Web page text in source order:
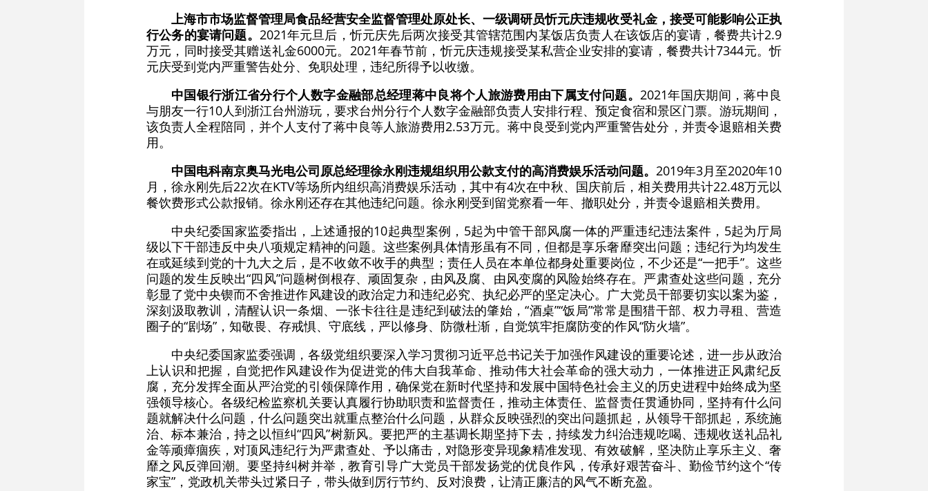
上海市市场监督管理局食品经营安全监督管理处原处长、一级调研员忻元庆违规收受礼金，接受可能影响公正执
行公务的宴请问题。 2021年元旦后，忻元庆先后两次接受其管辖范围内某饭店负责人在该饭店的宴请，餐费共计2.9
万元，同时接受其赠送礼金6000元。2021年春节前，忻元庆违规接受某私营企业安排的宴请，餐费共计7344元。忻
元庆受到党内严重警告处分、免职处理，违纪所得予以收缴。
中国银行浙江省分行个人数字金融部总经理蒋中良将个人旅游费用由下属支付问题。 2021年国庆期间，蒋中良
与朋友一行10人到浙江台州游玩，要求台州分行个人数字金融部负责人安排行程、预定食宿和景区门票。游玩期间，
该负责人全程陪同，并个人支付了蒋中良等人旅游费用2.53万元。蒋中良受到党内严重警告处分，并责令退赔相关费
用。
中国电科南京奥马光电公司原总经理徐永刚违规组织用公款支付的高消费娱乐活动问题。 2019年3月至2020年10
月，徐永刚先后22次在KTV等场所内组织高消费娱乐活动，其中有4次在中秋、国庆前后，相关费用共计22.48万元以
餐饮费形式公款报销。徐永刚还存在其他违纪问题。徐永刚受到留党察看一年、撤职处分，并责令退赔相关费用。
中央纪委国家监委指出，上述通报的10起典型案例，5起为中管干部风腐一体的严重违纪违法案件，5起为厅局
级以下干部违反中央八项规定精神的问题。这些案例具体情形虽有不同，但都是享乐奢靡突出问题；违纪行为均发生
在或延续到党的十九大之后，是不收敛不收手的典型；责任人员在本单位都身处重要岗位，不少还是“一把手”。这些
问题的发生反映出“四风”问题树倒根存、顽固复杂，由风及腐、由风变腐的风险始终存在。严肃查处这些问题，充分
彰显了党中央锲而不舍推进作风建设的政治定力和违纪必究、执纪必严的坚定决心。广大党员干部要切实以案为鉴，
深刻汲取教训，清醒认识一条烟、一张卡往往是违纪到破法的肇始，“酒桌”“饭局”常常是围猎干部、权力寻租、营造
圈子的“剧场”，知敬畏、存戒惧、守底线，严以修身、防微杜渐，自觉筑牢拒腐防变的作风“防火墙”。
中央纪委国家监委强调，各级党组织要深入学习贯彻习近平总书记关于加强作风建设的重要论述，进一步从政治
上认识和把握，自觉把作风建设作为促进党的伟大自我革命、推动伟大社会革命的强大动力，一体推进正风肃纪反
腐，充分发挥全面从严治党的引领保障作用，确保党在新时代坚持和发展中国特色社会主义的历史进程中始终成为坚
强领导核心。各级纪检监察机关要认真履行协助职责和监督责任，推动主体责任、监督责任贯通协同，坚持有什么问
题就解决什么问题，什么问题突出就重点整治什么问题，从群众反映强烈的突出问题抓起，从领导干部抓起，系统施
治、标本兼治，持之以恒纠“四风”树新风。要把严的主基调长期坚持下去，持续发力纠治违规吃喝、违规收送礼品礼
金等顽瘴痼疾，对顶风违纪行为严肃查处、予以痛击，对隐形变异现象精准发现、有效破解，坚决防止享乐主义、奢
靡之风反弹回潮。要坚持纠树并举，教育引导广大党员干部发扬党的优良作风，传承好艰苦奋斗、勤俭节约这个“传
家宝”，党政机关带头过紧日子，带头做到厉行节约、反对浪费，让清正廉洁的风气不断充盈。